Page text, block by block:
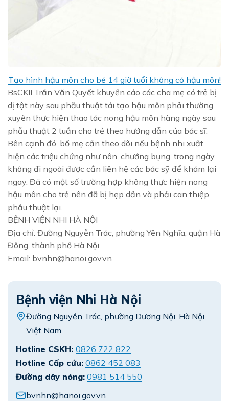
Tạo hình hậu môn cho bé 14 giờ tuổi không có hậu môn!
BsCKII Trần Văn Quyết khuyến cáo các cha mẹ có trẻ bị
dị tật này sau phẫu thuật tái tạo hậu môn phải thường
xuyên thực hiện thao tác nong hậu môn hàng ngày sau
phẫu thuật 2 tuần cho trẻ theo hướng dẫn của bác sĩ.
Bên cạnh đó, bố mẹ cần theo dõi nếu bệnh nhi xuất
hiện các triệu chứng như nôn, chướng bụng, trong ngày
không đi ngoài được cần liên hệ các bác sỹ để khám lại
ngay. Đã có một số trường hợp không thực hiện nong
hậu môn cho trẻ nên đã bị hẹp dần và phải can thiệp
phẫu thuật lại.
BỆNH VIỆN NHI HÀ NỘI
Địa chỉ: Đường Nguyễn Trác, phường Yên Nghĩa, quận Hà
Đông, thành phố Hà Nội
Email: bvnhn@hanoi.gov.vn
Bệnh viện Nhi Hà Nội
Đường Nguyễn Trác, phường Dương Nội, Hà Nội,
Việt Nam
Hotline CSKH: 0826 722 822
Hotline Cấp cứu: 0862 452 083
Đường dây nóng: 0981 514 550
bvnhn@hanoi.gov.vn